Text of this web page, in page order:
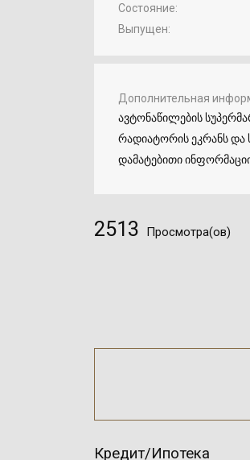
Состояние
Выпущен
Дополнительная
ავტონაწილების
რადიატორის ეკრანს და
დამატებითი
2513 Просмотра(ов)
Кредит/Ипотека